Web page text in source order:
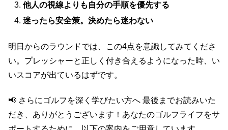
他人の視線よりも自分の手順を優先する
迷ったら安全策。決めたら迷わない
明日からのラウンドでは、この4点を意識してみてくださ
い。プレッシャーと正しく付き合えるようになった時、い
いスコアが出ているはずです。
📢 さらにゴルフを深く学びたい方へ 最後までお読みいた
だき、ありがとうございます！あなたのゴルフライフをサ